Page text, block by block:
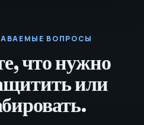
ВОПРОСЫ
что нужно
или